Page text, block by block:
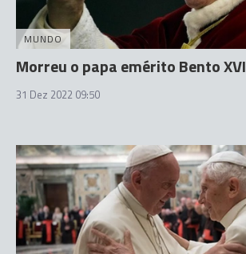
MUNDO
Morreu o papa emérito Bento XVI
31 Dez 2022 09:50